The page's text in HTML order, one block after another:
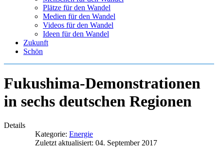
Plätze für den Wandel
Medien für den Wandel
Videos für den Wandel
Ideen für den Wandel
Zukunft
Schön
Fukushima-Demonstrationen
in sechs deutschen Regionen
Details
Kategorie: Energie
Zuletzt aktualisiert: 04. September 2017